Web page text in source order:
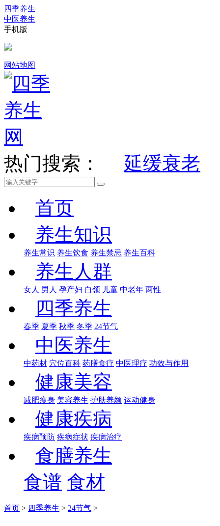
四季养生
中医养生
手机版
网站地图
热门搜索： 延缓衰老
首页
养生知识
养生常识 养生饮食 养生禁忌 养生百科
养生人群
女人 男人 孕产妇 白领 儿童 中老年 两性
四季养生
春季 夏季 秋季 冬季 24节气
中医养生
中药材 穴位百科 药膳食疗 中医理疗 功效与作用
健康美容
减肥瘦身 美容养生 护肤养颜 运动健身
健康疾病
疾病预防 疾病症状 疾病治疗
食膳养生
食谱 食材
首页 > 四季养生 > 24节气 >